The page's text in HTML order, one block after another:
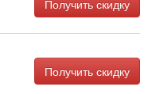
Получить скидку
Получить скидку